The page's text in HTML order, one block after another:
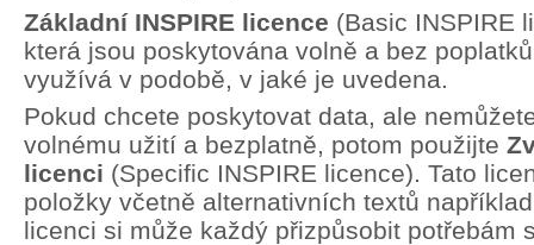
Základní INSPIRE licence (Basic INSPIRE
která jsou poskytována volně a bez
využívá v podobě, v jaké je uvedena.
Pokud chcete poskytovat data, ale
volnému užití a bezplatně, potom použijte
licenci (Specific INSPIRE licence). Tato
položky včetně alternativních textů
licenci si může každý přizpůsobit potřebám